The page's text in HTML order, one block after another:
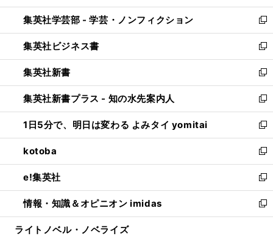
開
く
ウ
で
開
く
ン
ド
ウ
で
開
く
ウ
ィ
ン
ド
ウ
で
開
く
集英社学芸部 - 学芸・ノンフィクション
新
し
い
ウ
ィ
ン
ド
ウ
で
開
く
集英社ビジネス書
新
し
い
ウ
ィ
ン
ド
ウ
で
開
く
集英社新書
新
し
い
ウ
ィ
ン
ド
ウ
で
開
く
集英社新書プラス - 知の水先案内人
新
し
い
ウ
ィ
ン
ド
ウ
で
開
1日5分で、明日は変わる よみタイ yomitai
新
し
い
ウ
ィ
ン
ド
ウ
kotoba
新
し
い
ウ
ィ
ン
e!集英社
新
し
い
ウ
情報・知識＆オピニオン imidas
新
し
ライトノベル・ノベライズ